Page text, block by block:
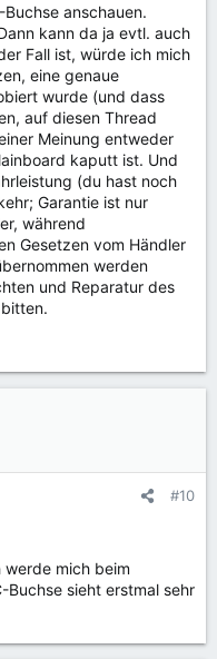
anschauen.
kann da ja evtl. auch
Fall ist, würde ich mich
eine genaue
wurde (und dass
auf diesen Thread
Meinung entweder
kaputt ist. Und
(du hast noch
Garantie ist nur
während
Gesetzen vom Händler
werden
und Reparatur des
#10
mich beim
sieht erstmal sehr